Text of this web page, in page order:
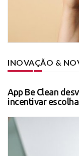
INOVAÇÃO &
App Be Clean
incentivar